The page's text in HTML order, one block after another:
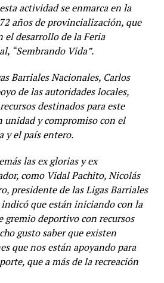
actividad se enmarca en la
años de provincialización, que
el desarrollo de la Feria
“Sembrando Vida”.
Barriales Nacionales, Carlos
de las autoridades locales,
destinados para este
unidad y compromiso con el
y el país entero.
las ex glorias y ex
como Vidal Pachito, Nicolás
presidente de las Ligas Barriales
que están iniciando con la
gremio deportivo con recursos
gusto saber que existen
que nos están apoyando para
que a más de la recreación